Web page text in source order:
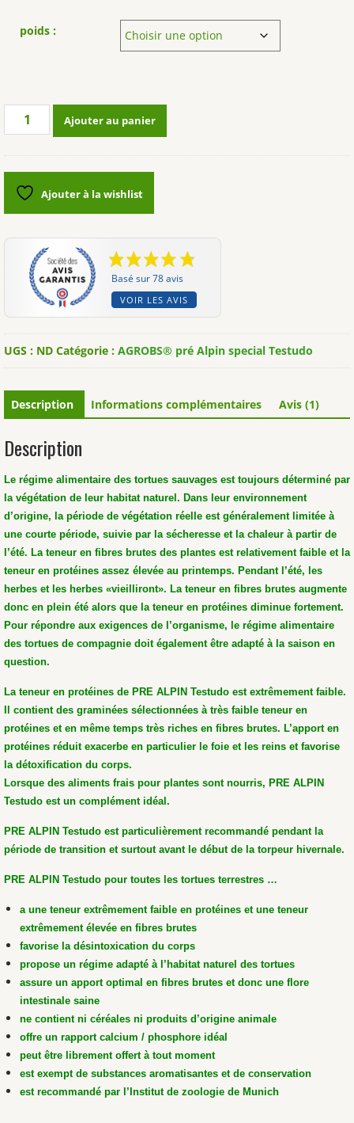
poids :
quantité
Original
200g,
350
g,
1000g
de
12,5Kgs
Ajouter au panier
Ajouter à la wishlist
Basé sur 78 avis
VOIR LES AVIS
UGS : ND Catégorie : AGROBS® pré Alpin special Testudo
Description Informations complémentaires Avis (1)
Description
Le régime alimentaire des tortues sauvages est toujours déterminé par
la végétation de leur habitat naturel. Dans leur environnement
d’origine, la période de végétation réelle est généralement limitée à
une courte période, suivie par la sécheresse et la chaleur à partir de
l’été. La teneur en fibres brutes des plantes est relativement faible et la
teneur en protéines assez élevée au printemps. Pendant l’été, les
herbes et les herbes «vieilliront». La teneur en fibres brutes augmente
donc en plein été alors que la teneur en protéines diminue fortement.
Pour répondre aux exigences de l’organisme, le régime alimentaire
des tortues de compagnie doit également être adapté à la saison en
question.
La teneur en protéines de PRE ALPIN Testudo est extrêmement faible.
Il contient des graminées sélectionnées à très faible teneur en
protéines et en même temps très riches en fibres brutes. L’apport en
protéines réduit exacerbe en particulier le foie et les reins et favorise
la détoxification du corps.
Lorsque des aliments frais pour plantes sont nourris, PRE ALPIN
Testudo est un complément idéal.
PRE ALPIN Testudo est particulièrement recommandé pendant la
période de transition et surtout avant le début de la torpeur hivernale.
PRE ALPIN Testudo pour toutes les tortues terrestres …
a une teneur extrêmement faible en protéines et une teneur
extrêmement élevée en fibres brutes
favorise la désintoxication du corps
propose un régime adapté à l’habitat naturel des tortues
assure un apport optimal en fibres brutes et donc une flore
intestinale saine
ne contient ni céréales ni produits d’origine animale
offre un rapport calcium / phosphore idéal
peut être librement offert à tout moment
est exempt de substances aromatisantes et de conservation
est recommandé par l’Institut de zoologie de Munich